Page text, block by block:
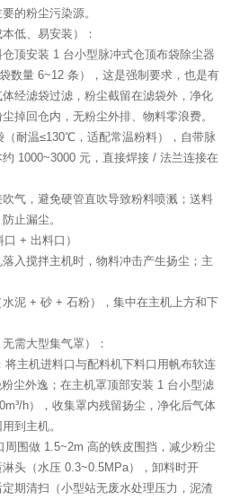
的粉尘污染源。
低、易安装）：
顶安装 1 台小型脉冲式仓顶布袋除尘器
数量 6~12 条），这是强制要求，也是有
经滤袋过滤，粉尘截留在滤袋外，净化
掉回仓内，无粉尘外排、物料零浪费。
（耐温≤130℃，适配常温粉料），自带脉
1000~3000 元，直接焊接 / 法兰连接在
气，避免硬管直吹导致粉料喷溅；送料
止漏尘。
+ 出料口）
入搅拌主机时，物料冲击产生扬尘；主
泥 + 砂 + 石粉），集中在主机上方和下
需大型集气罩）：
主机进料口与配料机下料口用帆布软连
尘外逸；在主机罩顶部安装 1 台小型滤
h），收集罩内残留扬尘，净化后气体
到主机。
围做 1.5~2m 高的铁皮围挡，减少粉尘
头（水压 0.3~0.5MPa），卸料时开
期清扫（小型站无废水处理压力，泥渣